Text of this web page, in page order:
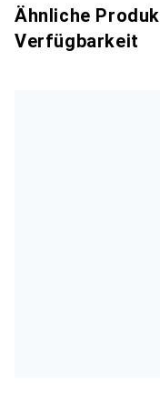
Ähnliche
Verfügbarkeit